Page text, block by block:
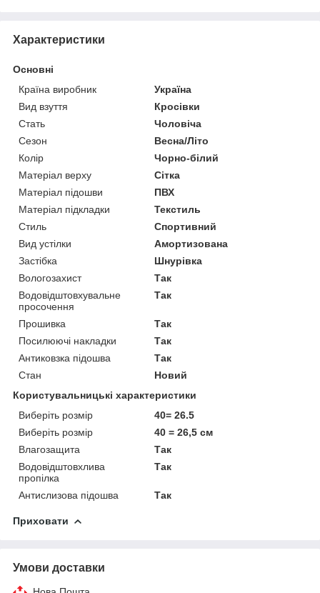
Характеристики
Основні
Країна виробник
Україна
Вид взуття
Кросівки
Стать
Чоловіча
Сезон
Весна/Літо
Колір
Чорно-білий
Матеріал верху
Сітка
Матеріал підошви
ПВХ
Матеріал підкладки
Текстиль
Стиль
Спортивний
Вид устілки
Амортизована
Застібка
Шнурівка
Вологозахист
Так
Водовідштовхувальне
просочення
Так
Прошивка
Так
Посилюючі накладки
Так
Антиковзка підошва
Так
Стан
Новий
Користувальницькі характеристики
Виберіть розмір
40= 26.5
Виберіть розмір
40 = 26,5 см
Влагозащита
Так
Водовідштовхлива
пропілка
Так
Антислизова підошва Так
Приховати
Умови доставки